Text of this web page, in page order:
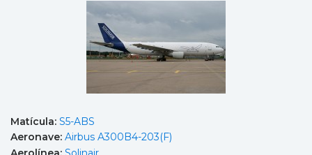
Matícula: S5-ABS
Aeronave: Airbus A300B4-203(F)